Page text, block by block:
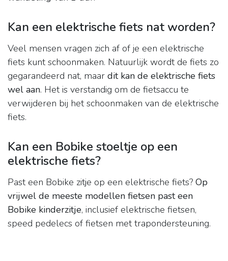
Kan een elektrische fiets nat worden?
Veel mensen vragen zich af of je een elektrische
fiets kunt schoonmaken. Natuurlijk wordt de fiets zo
gegarandeerd nat, maar dit kan de elektrische fiets
wel aan. Het is verstandig om de fietsaccu te
verwijderen bij het schoonmaken van de elektrische
fiets.
Kan een Bobike stoeltje op een
elektrische fiets?
Past een Bobike zitje op een elektrische fiets? Op
vrijwel de meeste modellen fietsen past een
Bobike kinderzitje, inclusief elektrische fietsen,
speed pedelecs of fietsen met trapondersteuning.